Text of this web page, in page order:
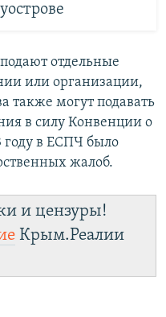
отдельные
или организации,
также могут подавать
в силу Конвенции о
году в ЕСПЧ было
жалоб.
и цензуры!
Крым.Реалии